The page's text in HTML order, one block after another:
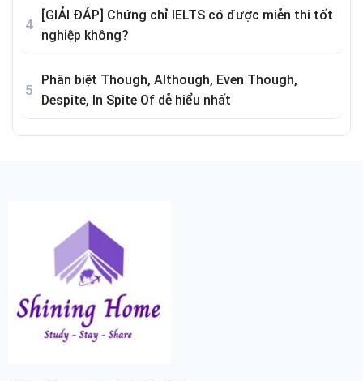
[GIẢI ĐÁP] Chứng chỉ IELTS có được miễn thi tốt
nghiệp không?
Phân biệt Though, Although, Even Though,
Despite, In Spite Of dễ hiểu nhất